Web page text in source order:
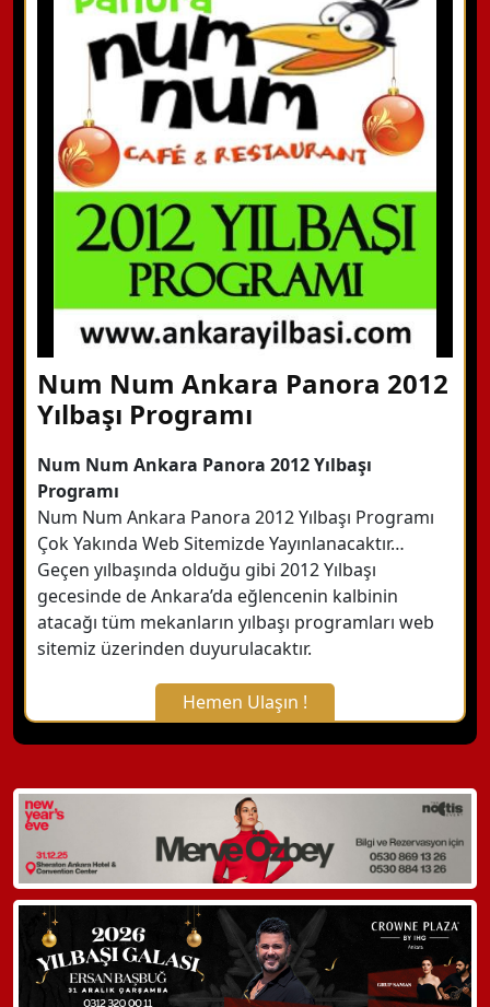
Num Num Ankara Panora 2012
Yılbaşı Programı
Num Num Ankara Panora 2012 Yılbaşı
Programı
Num Num Ankara Panora 2012 Yılbaşı Programı
Çok Yakında Web Sitemizde Yayınlanacaktır…
Geçen yılbaşında olduğu gibi 2012 Yılbaşı
gecesinde de Ankara’da eğlencenin kalbinin
atacağı tüm mekanların yılbaşı programları web
sitemiz üzerinden duyurulacaktır.
Hemen Ulaşın !
X Kapat
WhatsApp ile Bilgi Alın
Hemen Arayın
Detaylı Bilgi Alın